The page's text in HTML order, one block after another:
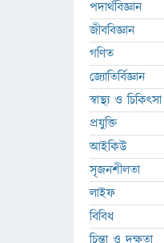
পদার্থবিজ্ঞান
জীববিজ্ঞান
গণিত
জ্যোতির্বিজ্ঞান
স্বাস্থ্য ও চিকিৎসা
প্রযুক্তি
আইকিউ
সৃজনশীলতা
লাইফ
বিবিধ
চিন্তা ও দক্ষতা